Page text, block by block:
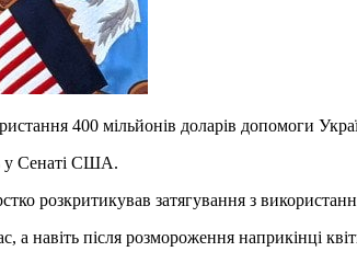
400 мільйонів доларів допомоги
у Сенаті США.
розкритикував затягування з
а навіть після розмороження наприкінці